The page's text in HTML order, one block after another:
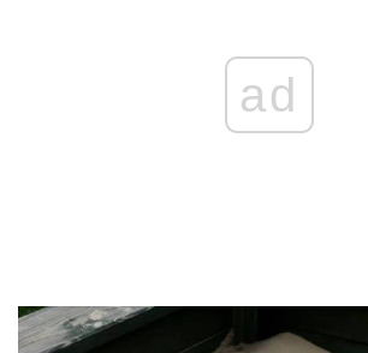
ad